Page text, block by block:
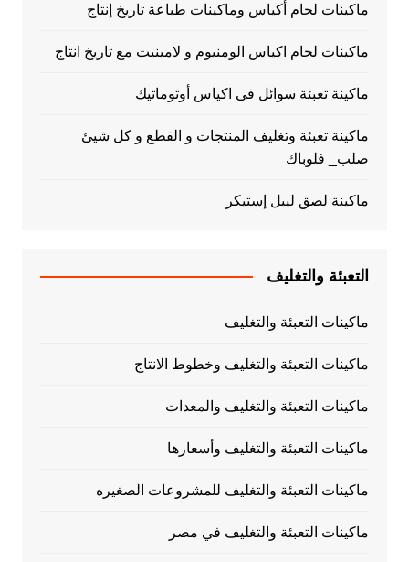
ماكينات لحام أكياس وماكينات طباعة تاريخ إنتاج
ماكينات لحام اكياس الومنيوم و لامينيت مع تاريخ انتاج
ماكينة تعبئة سوائل فى اكياس أوتوماتيك
ماكينة تعبئة وتغليف المنتجات و القطع و كل شيئ
صلب_ فلوباك
ماكينة لصق ليبل إستيكر
التعبئة والتغليف
ماكينات التعبئة والتغليف
ماكينات التعبئة والتغليف وخطوط الانتاج
ماكينات التعبئة والتغليف والمعدات
ماكينات التعبئة والتغليف وأسعارها
ماكينات التعبئة والتغليف للمشروعات الصغيره
ماكينات التعبئة والتغليف في مصر